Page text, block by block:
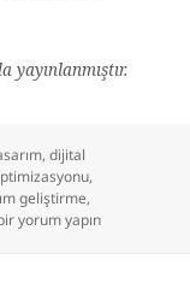
yayınlanmıştır.
,dijital
,
geliştirme,
İş Süreçlerini
yorum yapın